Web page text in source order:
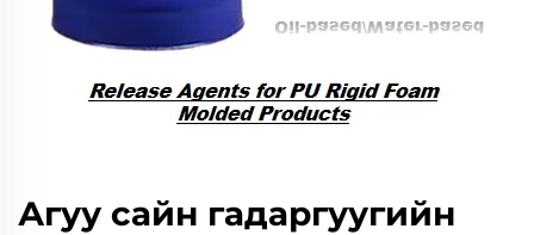
Агуу сайн гадаргуугийн